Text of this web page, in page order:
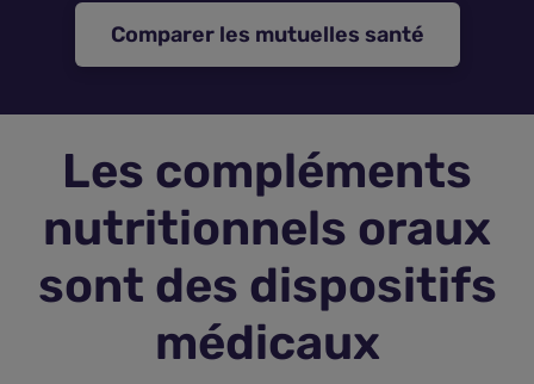
Assurance Animaux
Assurance vie
Plus d'assurances
Comparer les mutuelles santé
Les compléments
nutritionnels oraux
sont des dispositifs
médicaux